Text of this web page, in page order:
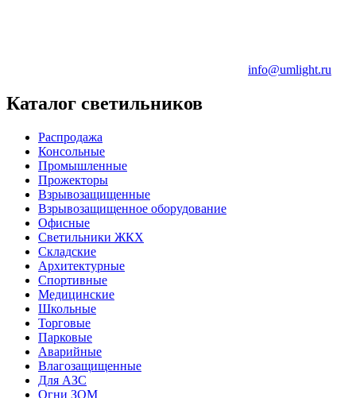
info@umlight.ru
Каталог светильников
Распродажа
Консольные
Промышленные
Прожекторы
Взрывозащищенные
Взрывозащищенное оборудование
Офисные
Cветильники ЖКХ
Складские
Архитектурные
Спортивные
Медицинские
Школьные
Торговые
Парковые
Аварийные
Влагозащищенные
Для АЗС
Огни ЗОМ